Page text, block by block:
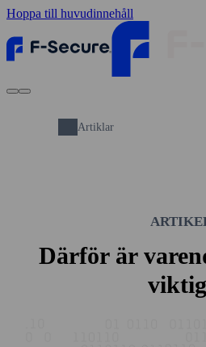
Hoppa till huvudinnehåll
Artiklar
Därför är